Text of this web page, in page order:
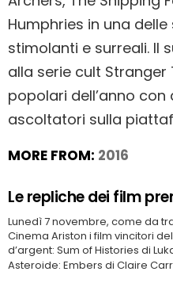
Humphries in una
stimolanti e surreali. Il
alla serie cult Stranger
popolari dell’anno con
ascoltatori sulla
MORE FROM: 2016
Le repliche dei film
Lunedì 7 novembre, come da
Cinema Ariston i film vincitori
d’argent: Sum of Histories di
Asteroide: Embers di Claire